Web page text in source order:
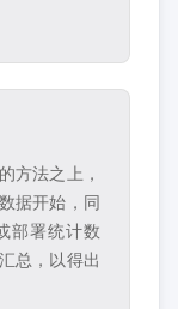
方法之上，
据开始，同
部署统计数
总，以得出